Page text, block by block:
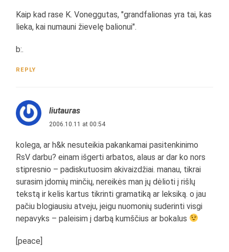
Kaip kad rase K. Voneggutas, "grandfalionas yra tai, kas
lieka, kai numauni žievelę balionui".
b:.
REPLY
liutauras
2006.10.11 at 00:54
kolega, ar h&k nesuteikia pakankamai pasitenkinimo
RsV darbu? einam išgerti arbatos, alaus ar dar ko nors
stipresnio – padiskutuosim akivaizdžiai. manau, tikrai
surasim įdomių minčių, nereikės man jų dėlioti į rišlų
tekstą ir kelis kartus tikrinti gramatiką ar leksiką. o jau
pačiu blogiausiu atveju, jeigu nuomonių suderinti visgi
nepavyks – paleisim į darbą kumščius ar bokalus
[peace]